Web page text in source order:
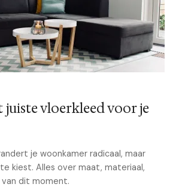
juiste vloerkleed voor je
je woonkamer radicaal, maar
kiest. Alles over maat, materiaal,
dit moment.